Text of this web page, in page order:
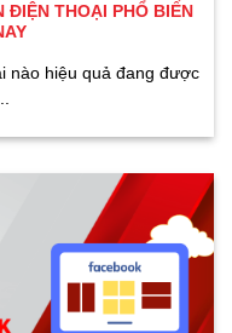
ĐIỆN THOẠI PHỔ BIẾN
nào hiệu quả đang được